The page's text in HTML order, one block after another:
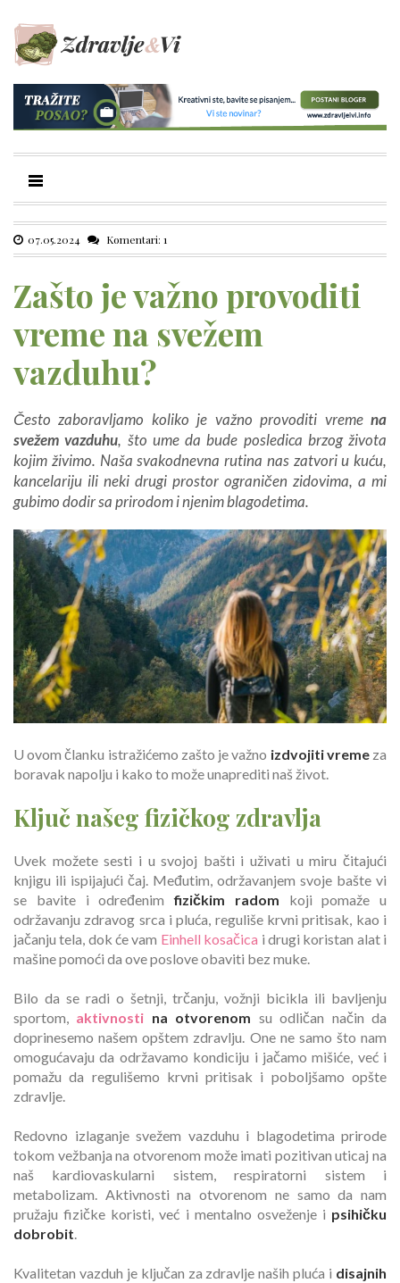
07.05.2024 Komentari: 1
Zašto je važno provoditi
vreme na svežem
vazduhu?
Često zaboravljamo koliko je važno provoditi vreme na
svežem vazduhu, što ume da bude posledica brzog života
kojim živimo. Naša svakodnevna rutina nas zatvori u kuću,
kancelariju ili neki drugi prostor ograničen zidovima, a mi
gubimo dodir sa prirodom i njenim blagodetima.
U ovom članku istražićemo zašto je važno izdvojiti vremeza
boravak napolju i kako to može unaprediti naš život.
Ključ našeg fizičkog zdravlja
Uvek možete sesti i u svojoj bašti i uživati u miru čitajući
knjigu ili ispijajući čaj. Međutim, održavanjem svoje bašte vi
se bavite i određenimfizičkim radom koji pomaže u
održavanju zdravog srca i pluća, reguliše krvni pritisak, kao i
jačanju tela, dok će vam Einhell kosačica i drugi koristan alat i
mašine pomoći da ove poslove obaviti bez muke.
Bilo da se radi o šetnji, trčanju, vožnji bicikla ili bavljenju
sportom, aktivnosti na otvorenom su odličan način da
doprinesemo našem opštem zdravlju. One ne samo što nam
omogućavaju da održavamo kondiciju i jačamo mišiće, već i
pomažu da regulišemo krvni pritisak i poboljšamo opšte
zdravlje.
Redovno izlaganje svežem vazduhu i blagodetima prirode
tokom vežbanja na otvorenom može imati pozitivan uticaj na
naš kardiovaskularni sistem, respiratorni sistem i
metabolizam. Aktivnosti na otvorenom ne samo da nam
pružaju fizičke koristi, već i mentalno osveženje i psihičku
dobrobit.
Kvalitetan vazduh je ključan za zdravlje naših pluća i disajnih